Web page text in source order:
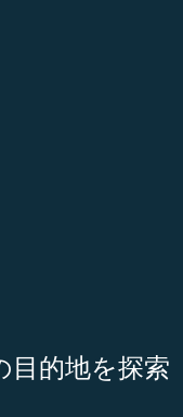
目的地を探索